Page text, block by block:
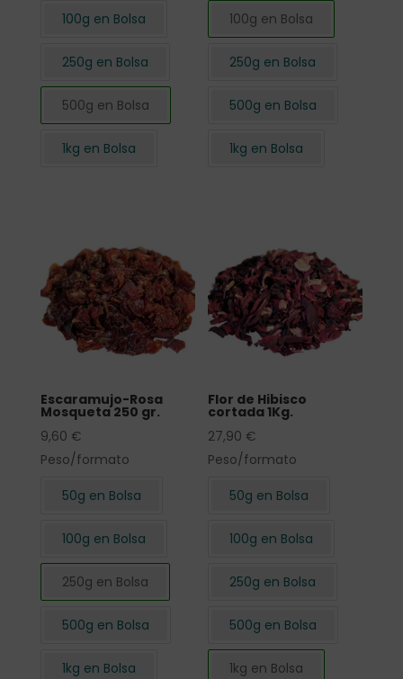
100g en Bolsa
250g en Bolsa
500g en Bolsa
1kg en Bolsa
100g en Bolsa
250g en Bolsa
500g en Bolsa
1kg en Bolsa
Escaramujo-Rosa
Mosqueta 250 gr.
9,60 €
Peso/formato
50g en Bolsa
100g en Bolsa
250g en Bolsa
500g en Bolsa
1kg en Bolsa
Flor de Hibisco
cortada 1Kg.
27,90 €
Peso/formato
50g en Bolsa
100g en Bolsa
250g en Bolsa
500g en Bolsa
1kg en Bolsa